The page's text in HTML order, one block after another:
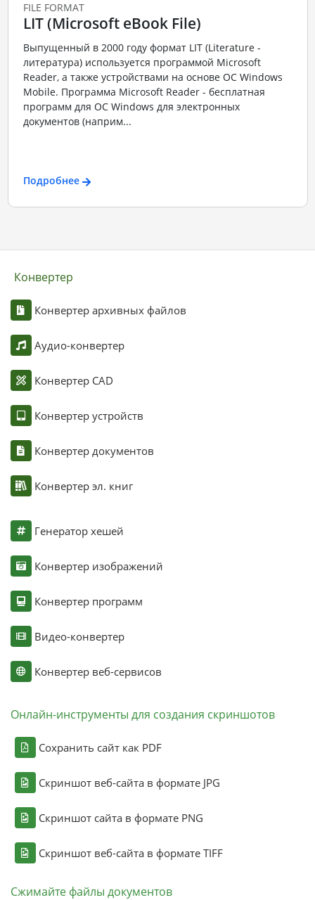
FILE FORMAT
LIT (Microsoft eBook File)
Выпущенный в 2000 году формат LIT (Literature -
литература) используется программой Microsoft
Reader, а также устройствами на основе ОС Windows
Mobile. Программа Microsoft Reader - бесплатная
программ для ОС Windows для электронных
документов (наприм...
Подробнее
Конвертер
Конвертер архивных файлов
Аудио-конвертер
Конвертер CAD
Конвертер устройств
Конвертер документов
Конвертер эл. книг
Генератор хешей
Конвертер изображений
Конвертер программ
Видео-конвертер
Конвертер веб-сервисов
Онлайн-инструменты для создания скриншотов
Сохранить сайт как PDF
Скриншот веб-сайта в формате JPG
Скриншот сайта в формате PNG
Скриншот веб-сайта в формате TIFF
Сжимайте файлы документов